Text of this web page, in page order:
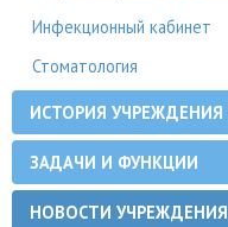
Инфекционный кабинет
Стоматология
ИСТОРИЯ УЧРЕЖДЕНИЯ
ЗАДАЧИ И ФУНКЦИИ
НОВОСТИ УЧРЕЖДЕНИЯ